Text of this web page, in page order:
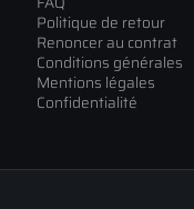
Politique de retour
Renoncer au contrat
Conditions générales
Mentions légales
Confidentialité